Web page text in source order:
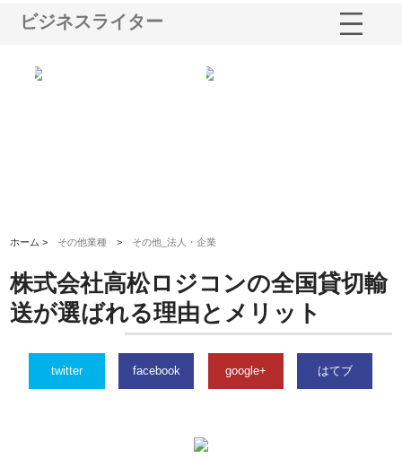
ビジネスライター
ホーム > その他業種 > その他_法人・企業
株式会社高松ロジコンの全国貸切輸
送が選ばれる理由とメリット
twitter facebook google+ はてブ